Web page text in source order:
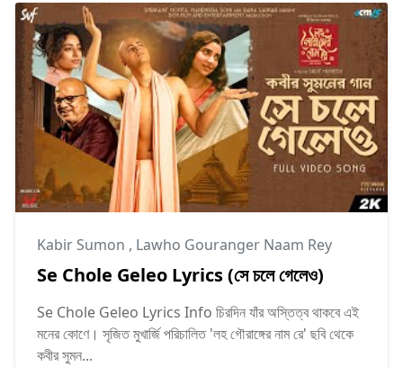
Kabir Sumon , Lawho Gouranger Naam Rey
Se Chole Geleo Lyrics (সে চলে গেলেও)
Se Chole Geleo Lyrics Info চিরদিন যাঁর অস্তিত্ব থাকবে এই
মনের কোণে। সৃজিত মুখার্জি পরিচালিত 'লহ গৌরাঙ্গের নাম রে' ছবি থেকে
কবীর সুমন...